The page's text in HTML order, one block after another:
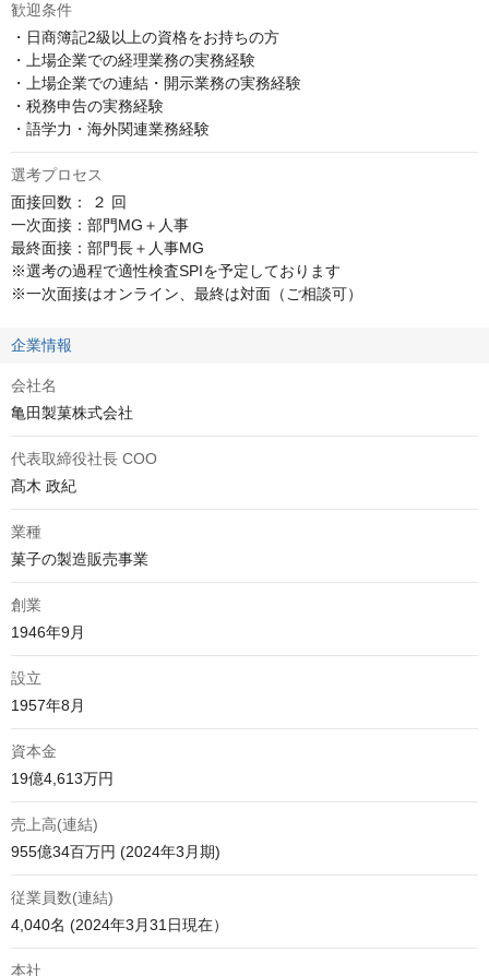
歓迎条件
・日商簿記2級以上の資格をお持ちの方
・上場企業での経理業務の実務経験
・上場企業での連結・開示業務の実務経験
・税務申告の実務経験
・語学力・海外関連業務経験
選考プロセス
面接回数： ２ 回
一次面接：部門MG＋人事
最終面接：部門長＋人事MG
※選考の過程で適性検査SPIを予定しております
※一次面接はオンライン、最終は対面（ご相談可）
企業情報
会社名
亀田製菓株式会社
代表取締役社長 COO
髙木 政紀
業種
菓子の製造販売事業
創業
1946年9月
設立
1957年8月
資本金
19億4,613万円
売上高(連結)
955億34百万円 (2024年3月期)
従業員数(連結)
4,040名 (2024年3月31日現在）
本社